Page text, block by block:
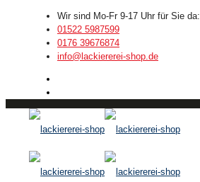
Wir sind Mo-Fr 9-17 Uhr für Sie da:
01522 5987599
0176 39676874
info@lackiererei-shop.de